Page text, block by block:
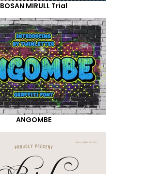
BOSAN MIRULL Trial
ANGOMBE